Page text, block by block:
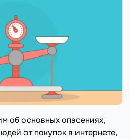
об основных опасениях,
от покупок в интернете,